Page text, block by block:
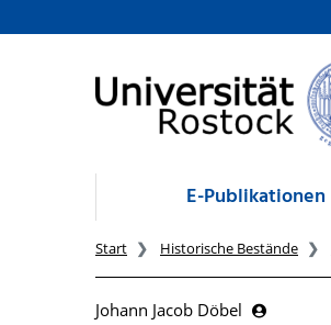
zum Inhalt
E-Publikationen
Start Historische Bestände
Johann Jacob Döbel